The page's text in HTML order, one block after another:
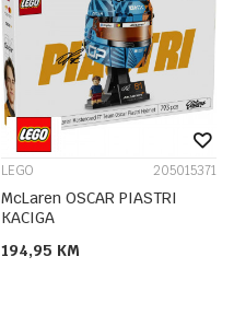
LEGO 205015371
McLaren OSCAR PIASTRI
KACIGA
194,95 KM